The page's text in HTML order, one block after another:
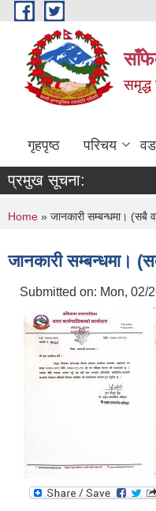
Skip to main content
गृहपृष्ठ परिचय
प्रमुख सूचना:
You are here
Home » जानकारी सम्बन्धमा। (सबै
जानकारी सम्बन्धमा।
Submitted on: Mon, 02/